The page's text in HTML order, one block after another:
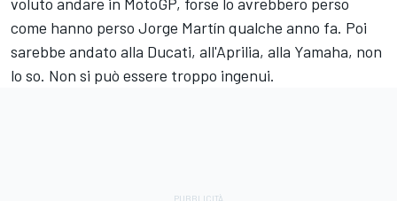
come hanno perso Jorge Martín qualche anno fa. Poi
sarebbe andato alla Ducati, all'Aprilia, alla Yamaha, non
lo so. Non si può essere troppo ingenui.